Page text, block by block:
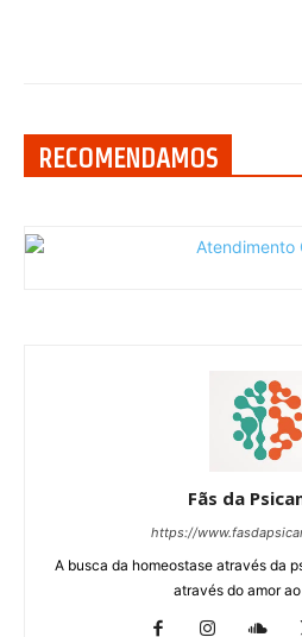
RECOMENDAMOS
Fãs da
https://
A busca da homeostase através da
através do amor